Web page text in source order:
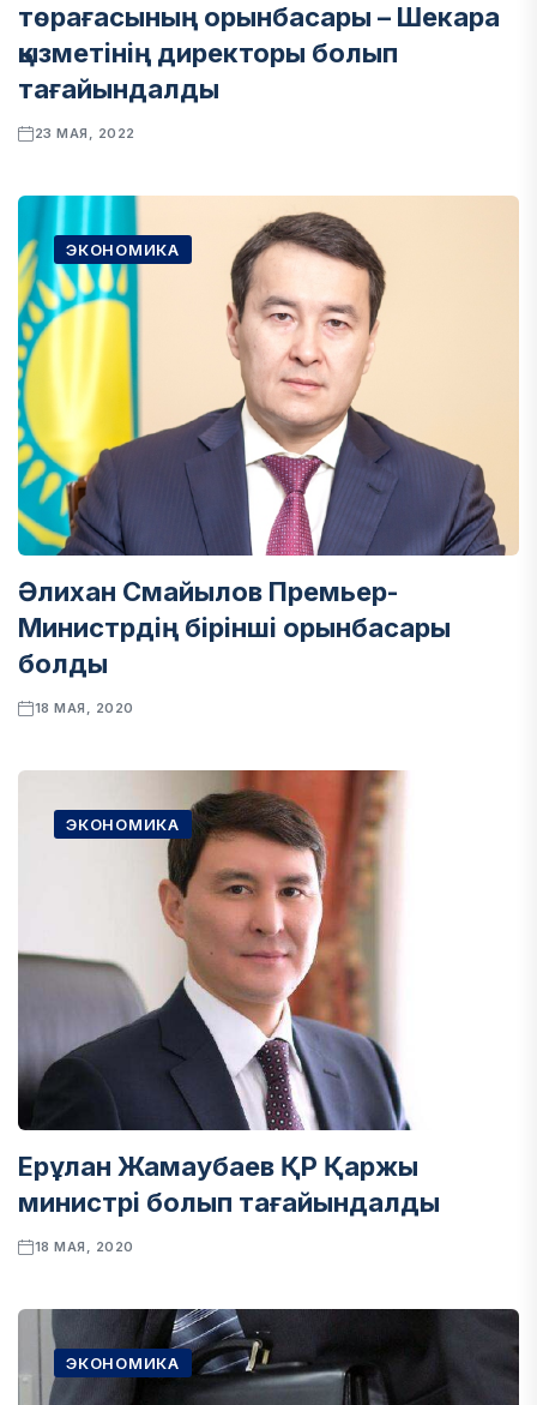
төрағасының орынбасары – Шекара
қызметінің директоры болып
тағайындалды
23 МАЯ, 2022
ЭКОНОМИКА
Әлихан Смайылов Премьер-
Министрдің бірінші орынбасары
болды
18 МАЯ, 2020
ЭКОНОМИКА
Ерұлан Жамаубаев ҚР Қаржы
министрі болып тағайындалды
18 МАЯ, 2020
ЭКОНОМИКА